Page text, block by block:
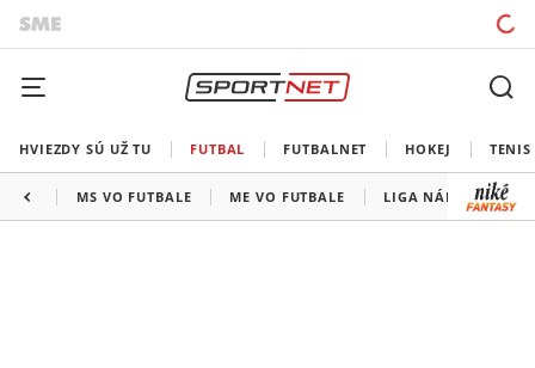
HVIEZDY SÚ UŽ TU FUTBAL FUTBALNET HOKEJ TENIS
MS VO FUTBALE ME VO FUTBALE LIGA NÁRODOV